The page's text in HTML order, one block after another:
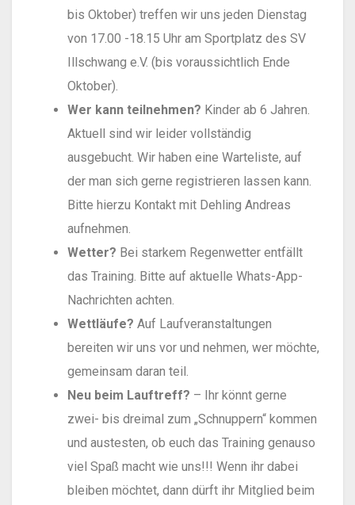
bis Oktober) treffen wir uns jeden Dienstag
von 17.00 -18.15 Uhr am Sportplatz des SV
Illschwang e.V. (bis voraussichtlich Ende
Oktober).
Wer kann teilnehmen? Kinder ab 6 Jahren.
Aktuell sind wir leider vollständig
ausgebucht. Wir haben eine Warteliste, auf
der man sich gerne registrieren lassen kann.
Bitte hierzu Kontakt mit Dehling Andreas
aufnehmen.
Wetter? Bei starkem Regenwetter entfällt
das Training. Bitte auf aktuelle Whats-App-
Nachrichten achten.
Wettläufe? Auf Laufveranstaltungen
bereiten wir uns vor und nehmen, wer möchte,
gemeinsam daran teil.
Neu beim Lauftreff? – Ihr könnt gerne
zwei- bis dreimal zum „Schnuppern“ kommen
und austesten, ob euch das Training genauso
viel Spaß macht wie uns!!! Wenn ihr dabei
bleiben möchtet, dann dürft ihr Mitglied beim